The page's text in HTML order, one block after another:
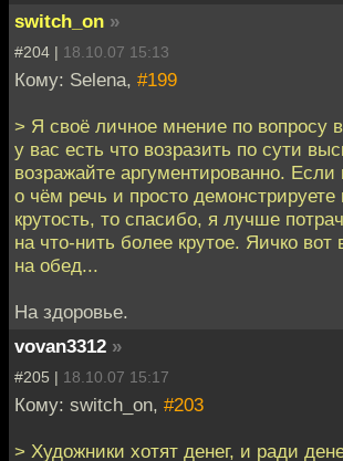
switch_on »
#204 | 18.10.07 15:13
Кому: Selena, #199
> Я своё личное мнение по вопросу
у вас есть что возразить по сути
возражайте аргументированно.
о чём речь и просто демонстрируете
крутость, то спасибо, я лучше
на что-нить более крутое. Яичко
на обед...
На здоровье.
vovan3312 »
#205 | 18.10.07 15:17
Кому: switch_on, #203
> Художники хотят денег, и ради